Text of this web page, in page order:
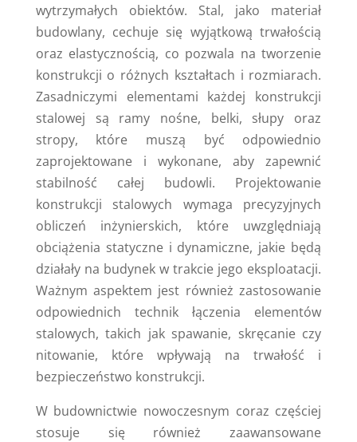
wytrzymałych obiektów. Stal, jako materiał
budowlany, cechuje się wyjątkową trwałością
oraz elastycznością, co pozwala na tworzenie
konstrukcji o różnych kształtach i rozmiarach.
Zasadniczymi elementami każdej konstrukcji
stalowej są ramy nośne, belki, słupy oraz
stropy, które muszą być odpowiednio
zaprojektowane i wykonane, aby zapewnić
stabilność całej budowli. Projektowanie
konstrukcji stalowych wymaga precyzyjnych
obliczeń inżynierskich, które uwzględniają
obciążenia statyczne i dynamiczne, jakie będą
działały na budynek w trakcie jego eksploatacji.
Ważnym aspektem jest również zastosowanie
odpowiednich technik łączenia elementów
stalowych, takich jak spawanie, skręcanie czy
nitowanie, które wpływają na trwałość i
bezpieczeństwo konstrukcji.
W budownictwie nowoczesnym coraz częściej
stosuje się również zaawansowane